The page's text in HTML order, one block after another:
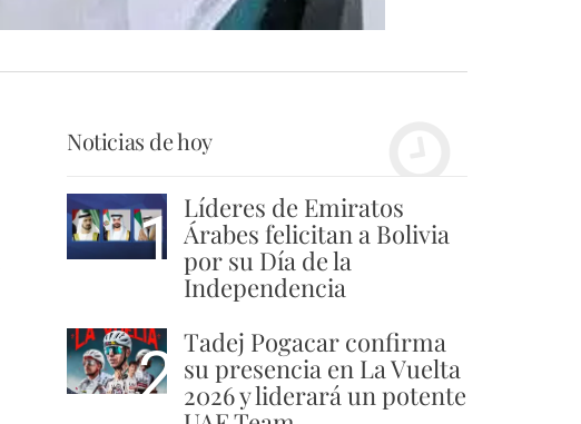
Noticias de hoy
1 Líderes de Emiratos
Árabes felicitan a Bolivia
por su Día de la
Independencia
2 Tadej Pogacar confirma
su presencia en La Vuelta
2026 y liderará un potente